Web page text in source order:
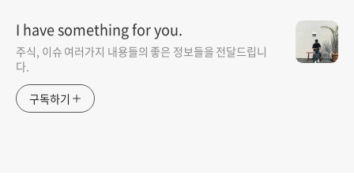
I have something for you.
주식, 이슈 여러가지 내용들의 좋은 정보들을 전달드립니
다.
구독하기